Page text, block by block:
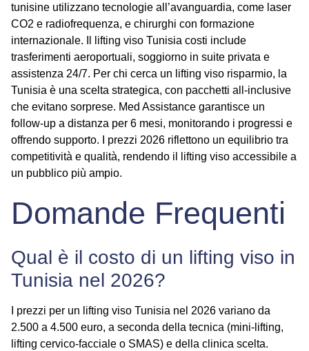
tunisine utilizzano tecnologie all’avanguardia, come laser
CO2 e radiofrequenza, e chirurghi con formazione
internazionale. Il
lifting viso Tunisia costi include
trasferimenti aeroportuali, soggiorno in suite privata e
assistenza 24/7. Per chi cerca un lifting viso risparmio, la
Tunisia è una scelta strategica, con pacchetti all-inclusive
che evitano sorprese. Med Assistance garantisce un
follow-up a distanza per 6 mesi, monitorando i progressi e
offrendo supporto. I prezzi 2026 riflettono un equilibrio tra
competitività e qualità, rendendo il lifting viso accessibile a
un pubblico più ampio.
Domande Frequenti
Qual è il costo di un lifting viso in
Tunisia nel 2026?
I prezzi per un lifting viso Tunisia nel 2026 variano da
2.500 a 4.500 euro, a seconda della tecnica (mini-lifting,
lifting cervico-facciale o SMAS) e della clinica scelta.